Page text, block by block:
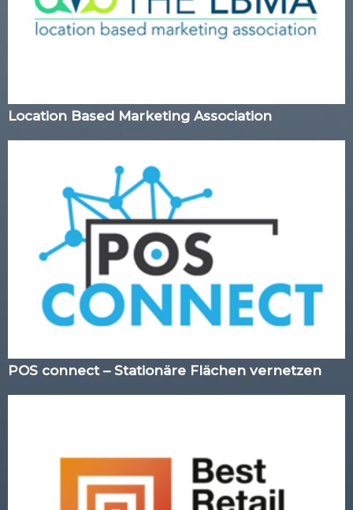
Location Based Marketing Association
POS connect – Stationäre Flächen vernetzen